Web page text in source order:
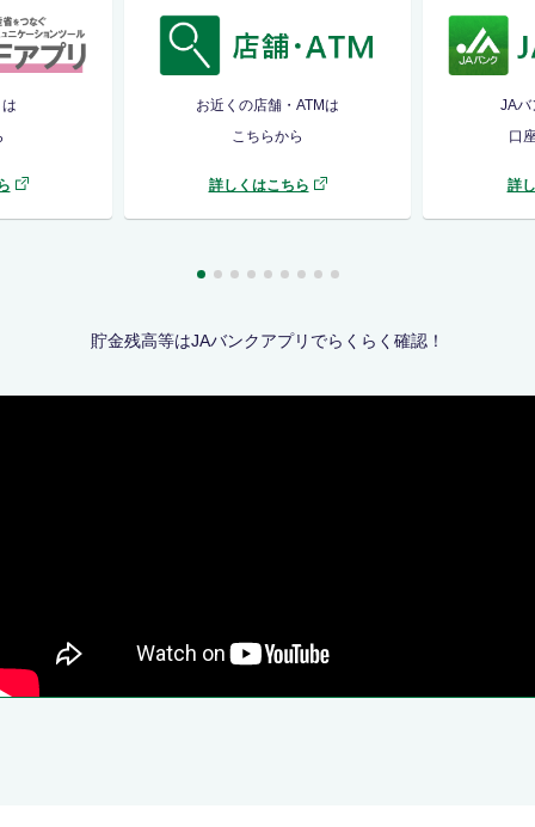
お近くの店舗・ATMは
こちらから
詳しくはこちら
JAバ
口
詳
貯金残高等はJAバンクアプリでらくらく確認！